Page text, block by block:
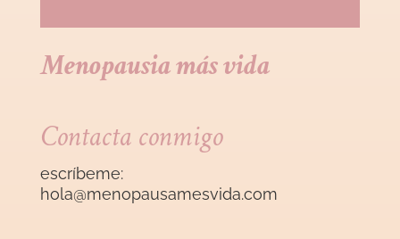
Menopausia más vida
Contacta conmigo
escríbeme:
hola@menopausamesvida.com